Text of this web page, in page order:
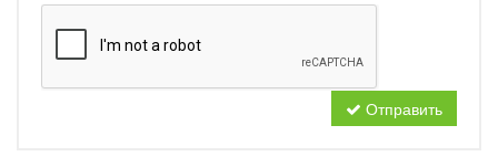
Отправить